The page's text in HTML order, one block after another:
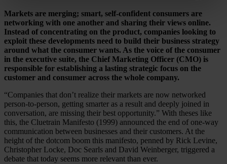
Markets are merging; smart, self-confident consumers are
networking with one another and sharing their views online.
Instead of concentrating on the product, companies looking to
exploit these developments need to build their business strategy
around what the consumer wants. As the voice of the consumer
in the executive suite, the Chief Marketing Officer (CMO) is
responsible for establishing a lasting strategic focus on the
customer and consumer across the whole company.
“Companies that don’t realize their markets are now networked
person-to-person, getting smarter as a result and deeply joined in
conversation, are missing their best opportunity.” With theses like
this, the Cluetrain Manifesto (1999) announced the end of one-way
communication between businesses and their customers. At the
height of the dotcom boom this manifesto, penned by Rick Levine,
Christopher Locke, Doc Searls and David Weinberger, triggered a
debate that today seems more relevant than ever.